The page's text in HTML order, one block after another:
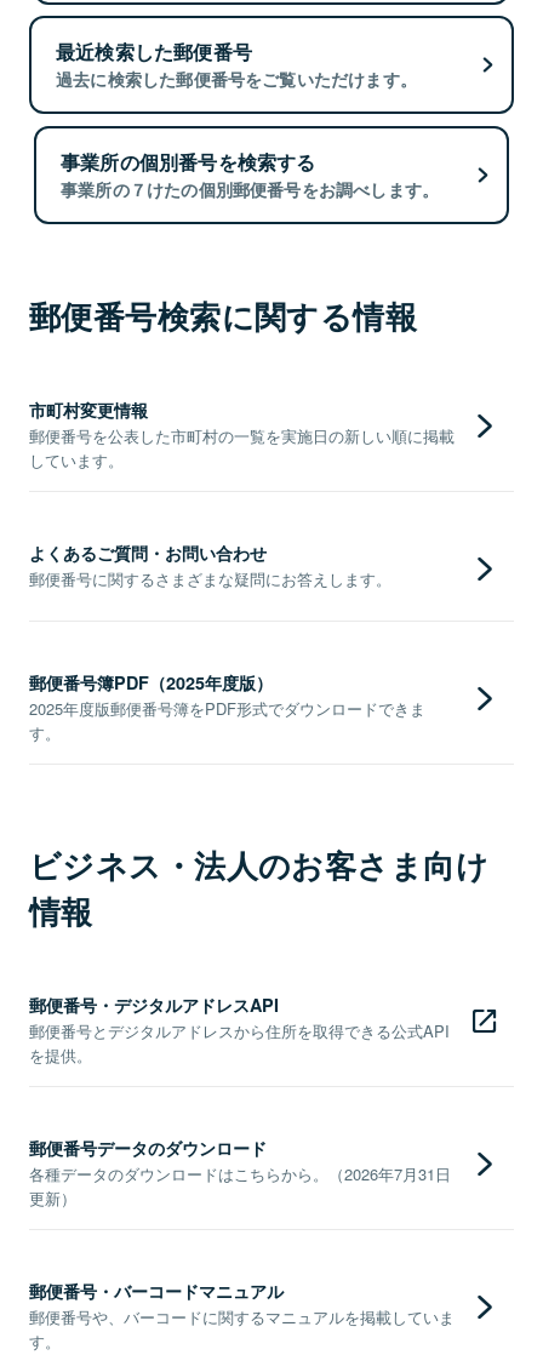
最近検索した郵便番号
過去に検索した郵便番号をご覧いただけます。
事業所の個別番号を検索する
事業所の７けたの個別郵便番号をお調べします。
郵便番号検索に関する情報
市町村変更情報
郵便番号を公表した市町村の一覧を実施日の新しい順に掲載
しています。
よくあるご質問・お問い合わせ
郵便番号に関するさまざまな疑問にお答えします。
郵便番号簿PDF（2025年度版）
2025年度版郵便番号簿をPDF形式でダウンロードできま
す。
ビジネス・法人のお客さま向け
情報
郵便番号・デジタルアドレスAPI
郵便番号とデジタルアドレスから住所を取得できる公式API
を提供。
郵便番号データのダウンロード
各種データのダウンロードはこちらから。（2026年7月31日
更新）
郵便番号・バーコードマニュアル
郵便番号や、バーコードに関するマニュアルを掲載していま
す。